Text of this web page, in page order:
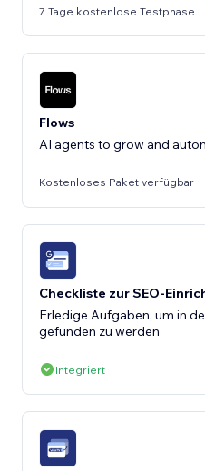
7 Tage kostenlose Testphase
Flows
AI agents to grow and
Kostenloses Paket verfügbar
Checkliste zur SEO-
Erledige Aufgaben, um in
gefunden zu werden
Integriert